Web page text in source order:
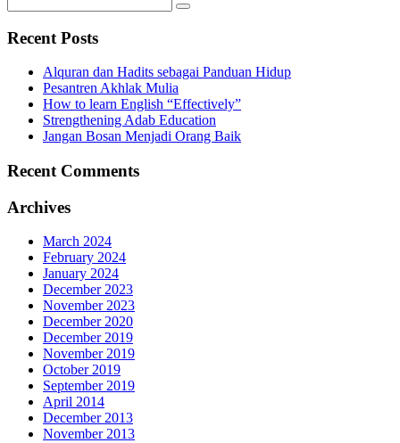
Recent Posts
Alquran dan Hadits sebagai Panduan Hidup
Pesantren Akhlak Mulia
How to learn English “Effectively”
Strengthening Adab Education
Jangan Bosan Menjadi Orang Baik
Recent Comments
Archives
March 2024
February 2024
January 2024
December 2023
November 2023
December 2020
December 2019
November 2019
October 2019
September 2019
April 2014
December 2013
November 2013